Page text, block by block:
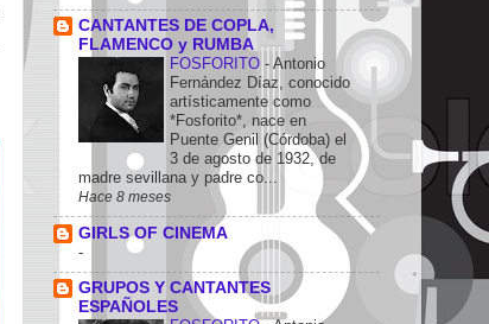
CANTANTES DE COPLA,
FLAMENCO y RUMBA
FOSFORITO - Antonio
Fernández Díaz, conocido
artísticamente como
*Fosforito*, nace en
Puente Genil (Córdoba) el
3 de agosto de 1932, de
madre sevillana y padre co...
Hace 8 meses
GIRLS OF CINEMA
-
GRUPOS Y CANTANTES
ESPAÑOLES